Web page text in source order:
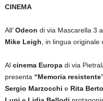
CINEMA
All’Odeon di via Mascarella 3
Mike Leigh , in lingua originale
Al cinema Europa di via
presenta “Memoria
Sergio Marzocchi e Rita